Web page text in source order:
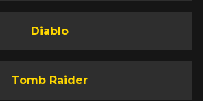
Diablo
Tomb Raider